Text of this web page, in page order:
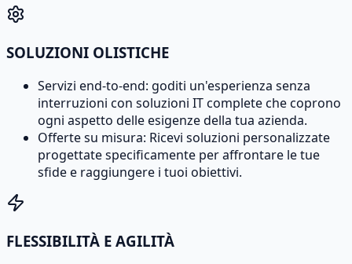
SOLUZIONI OLISTICHE
Servizi end-to-end: goditi un'esperienza senza
interruzioni con soluzioni IT complete che coprono
ogni aspetto delle esigenze della tua azienda.
Offerte su misura: Ricevi soluzioni personalizzate
progettate specificamente per affrontare le tue
sfide e raggiungere i tuoi obiettivi.
FLESSIBILITÀ E AGILITÀ